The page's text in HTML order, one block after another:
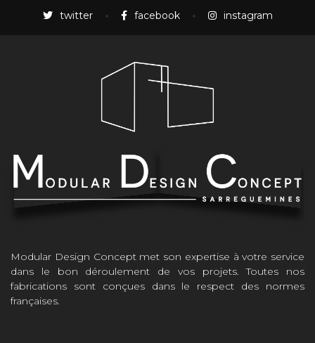
twitter facebook instagram
Modular Design Concept met son expertise à votre service
dans le bon déroulement de vos projets. Toutes nos
fabrications sont conçues dans le respect des normes
françaises.